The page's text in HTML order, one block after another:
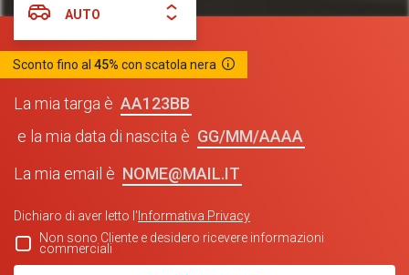
AUTO
Sconto fino al 45% con scatola nera
La mia targa è
AA123BB
e la mia data di nascita è
GG/MM/AAAA
La mia email è NOME@MAIL.IT
Dichiaro di aver letto l' Informativa Privacy
Non sono Cliente e desidero ricevere informazioni
commerciali